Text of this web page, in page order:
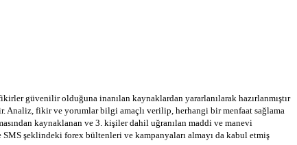
güvenilir olduğuna inanılan kaynaklardan yararlanılarak hazırlanmıştır
Analiz, fikir ve yorumlar bilgi amaçlı verilip, herhangi bir menfaat sağlama
kaynaklanan ve 3. kişiler dahil uğranılan maddi ve manevi
şeklindeki forex bültenleri ve kampanyaları almayı da kabul etmiş